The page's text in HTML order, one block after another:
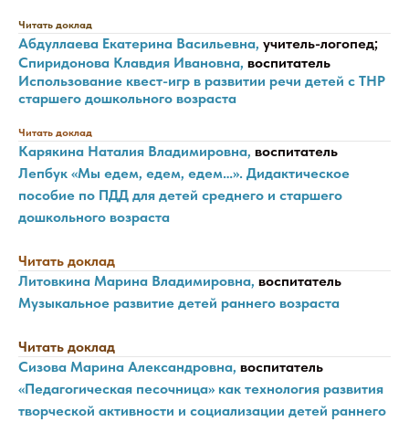
Читать доклад
Абдуллаева Екатерина Васильевна, учитель-логопед;
Спиридонова Клавдия Ивановна, воспитатель
Использование квест-игр в развитии речи детей с ТНР
старшего дошкольного возраста
Читать доклад
Карякина Наталия Владимировна, воспитатель
Лепбук «Мы едем, едем, едем…». Дидактическое
пособие по ПДД для детей среднего и старшего
дошкольного возраста
Читать доклад
Литовкина Марина Владимировна, воспитатель
Музыкальное развитие детей раннего возраста
Читать доклад
Сизова Марина Александровна, воспитатель
«Педагогическая песочница» как технология развития
творческой активности и социализации детей раннего